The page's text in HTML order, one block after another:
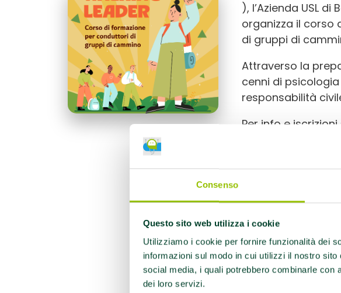
Consenso
Questo sito web utilizza i cookie
Utilizziamo i cookie per fornire funzionalità dei
informazioni sul modo in cui utilizzi il nostro
social media, i quali potrebbero combinarle
dei loro servizi.
), l’Azienda USL
organizza il corso
di gruppi di
Attraverso la
cenni di
responsabilità
Per info e
9.00
Astorino
9.45 Stili di vita
10.20 Come